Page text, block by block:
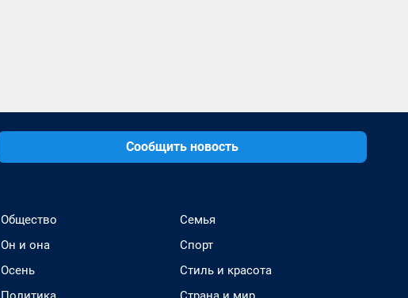
Сообщить новость
Общество
Он и она
Осень
Семья
Спорт
Стиль и красота